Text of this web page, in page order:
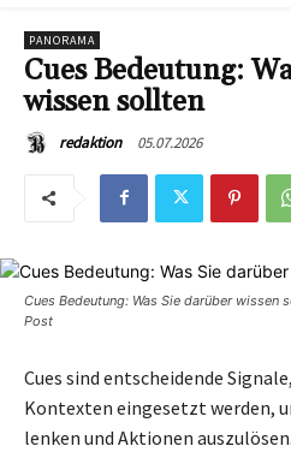
PANORAMA
Cues Bedeutung:
wissen sollten
redaktion 05.07.2026
Cues Bedeutung: Was Sie darüber
Post
Cues sind entscheidende
Kontexten eingesetzt werden,
lenken und Aktionen